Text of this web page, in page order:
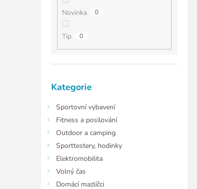
Novinka 0
Tip 0
kategorie
Kategorie
Sportovní vybavení
Fitness a posilování
Outdoor a camping
Sporttestery, hodinky
Elektromobilita
Volný čas
Domácí mazlíčci